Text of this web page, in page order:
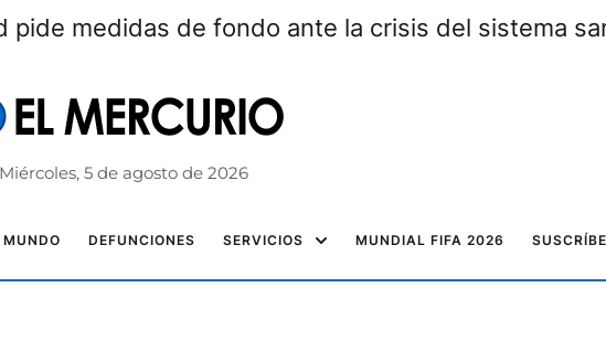
pide medidas de fondo ante la crisis del sistema
Miércoles, 5 de agosto de 2026
MUNDO DEFUNCIONES SERVICIOS MUNDIAL FIFA 2026